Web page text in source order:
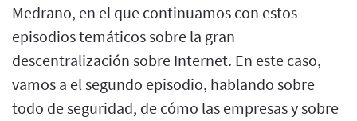
Medrano, en el que continuamos con estos
episodios temáticos sobre la gran
descentralización sobre Internet. En este caso,
vamos a el segundo episodio, hablando sobre
todo de seguridad, de cómo las empresas y sobre